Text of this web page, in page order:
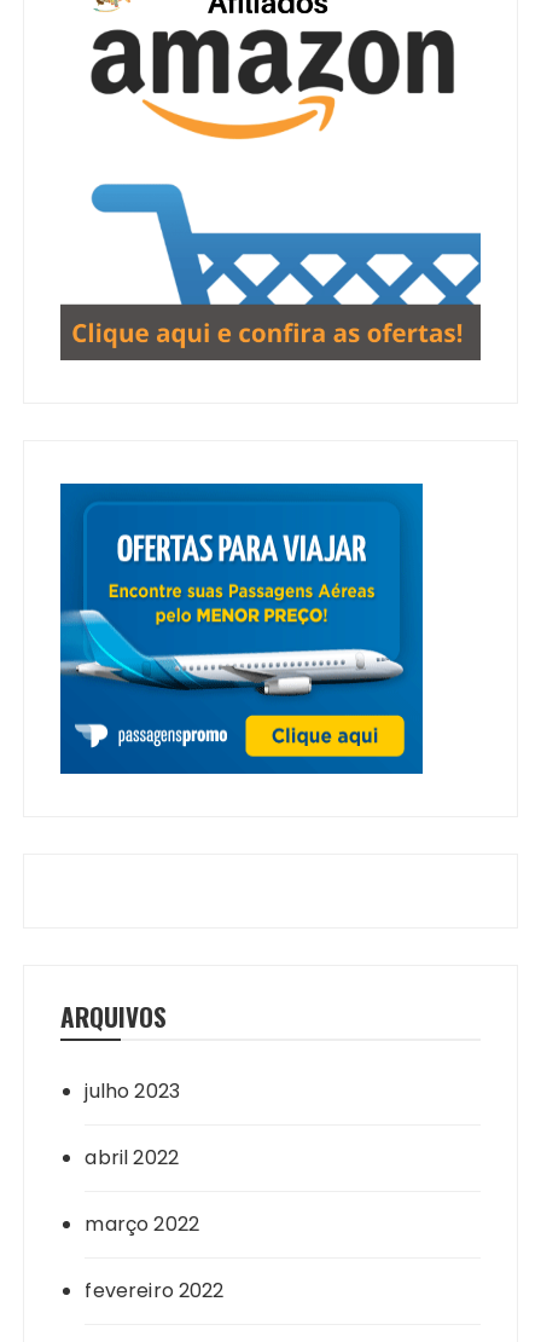
ARQUIVOS
julho 2023
abril 2022
março 2022
fevereiro 2022